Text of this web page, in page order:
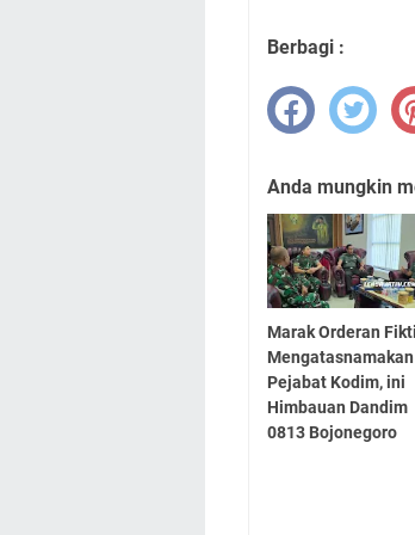
Berbagi :
Anda mungkin
Marak Orderan
Mengatasnamakan
Pejabat Kodim, ini
Himbauan Dandim
0813 Bojonegoro